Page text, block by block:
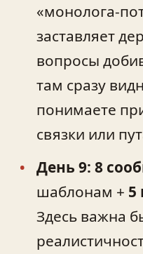
«монолога-
заставляет
вопросы
там сразу
понимаете
связки или
День 9: 8
шаблонам + 5
Здесь важна